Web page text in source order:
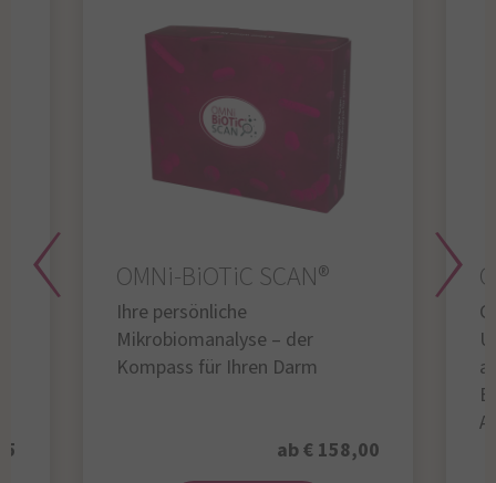
OMNi-BiOTiC SCAN®
Ihre persönliche
Mikrobiomanalyse – der
Kompass für Ihren Darm
ab € 158,00